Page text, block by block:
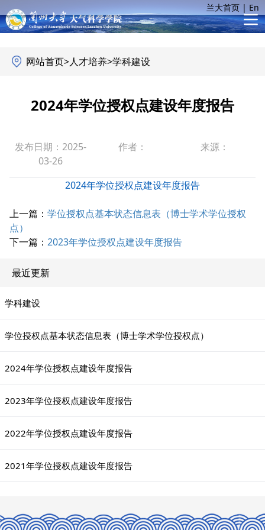
兰大首页 | En
网站首页>人才培养>学科建设
2024年学位授权点建设年度报告
发布日期：2025-
03-26
作者： 来源：
2024年学位授权点建设年度报告
上一篇： 学位授权点基本状态信息表（博士学术学位授权
点）
下一篇： 2023年学位授权点建设年度报告
最近更新
学科建设
学位授权点基本状态信息表（博士学术学位授权点）
2024年学位授权点建设年度报告
2023年学位授权点建设年度报告
2022年学位授权点建设年度报告
2021年学位授权点建设年度报告